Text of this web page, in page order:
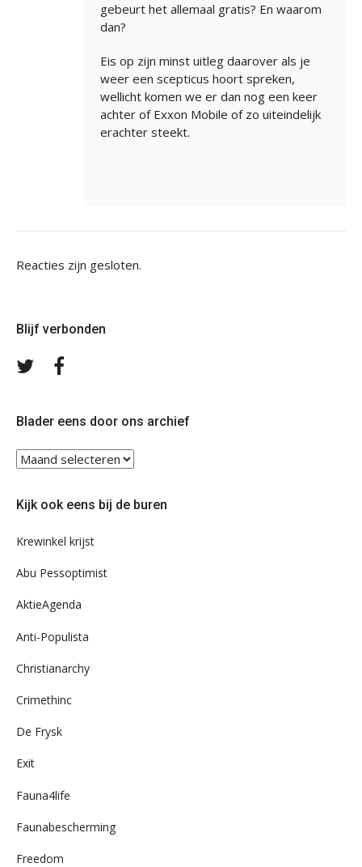
gebeurt het allemaal gratis? En waarom
dan?
Eis op zijn minst uitleg daarover als je
weer een scepticus hoort spreken,
wellicht komen we er dan nog een keer
achter of Exxon Mobile of zo uiteindelijk
erachter steekt.
Reacties zijn gesloten.
Blijf verbonden
Volg
Blader eens door ons archief
Blader
eens
ons
Kijk ook eens bij de buren
Krewinkel krijst
Abu Pessoptimist
AktieAgenda
Anti-Populista
Christianarchy
Crimethinc
De Frysk
Exit
Fauna4life
Faunabescherming
Freedom